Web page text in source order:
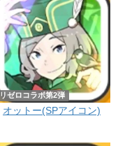
リゼロコラボ第2弾
オットー(SPアイコン)